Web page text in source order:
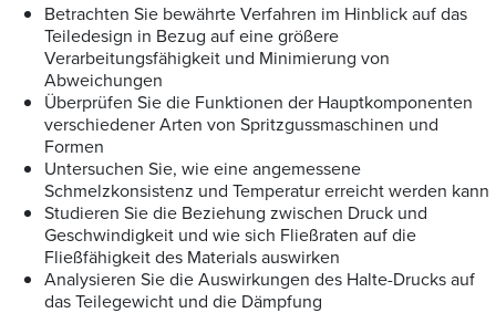
Betrachten Sie bewährte Verfahren im Hinblick auf das
Teiledesign in Bezug auf eine größere
Verarbeitungsfähigkeit und Minimierung von
Abweichungen
Überprüfen Sie die Funktionen der Hauptkomponenten
verschiedener Arten von Spritzgussmaschinen und
Formen
Untersuchen Sie, wie eine angemessene
Schmelzkonsistenz und Temperatur erreicht werden kann
Studieren Sie die Beziehung zwischen Druck und
Geschwindigkeit und wie sich Fließraten auf die
Fließfähigkeit des Materials auswirken
Analysieren Sie die Auswirkungen des Halte-Drucks auf
das Teilegewicht und die Dämpfung